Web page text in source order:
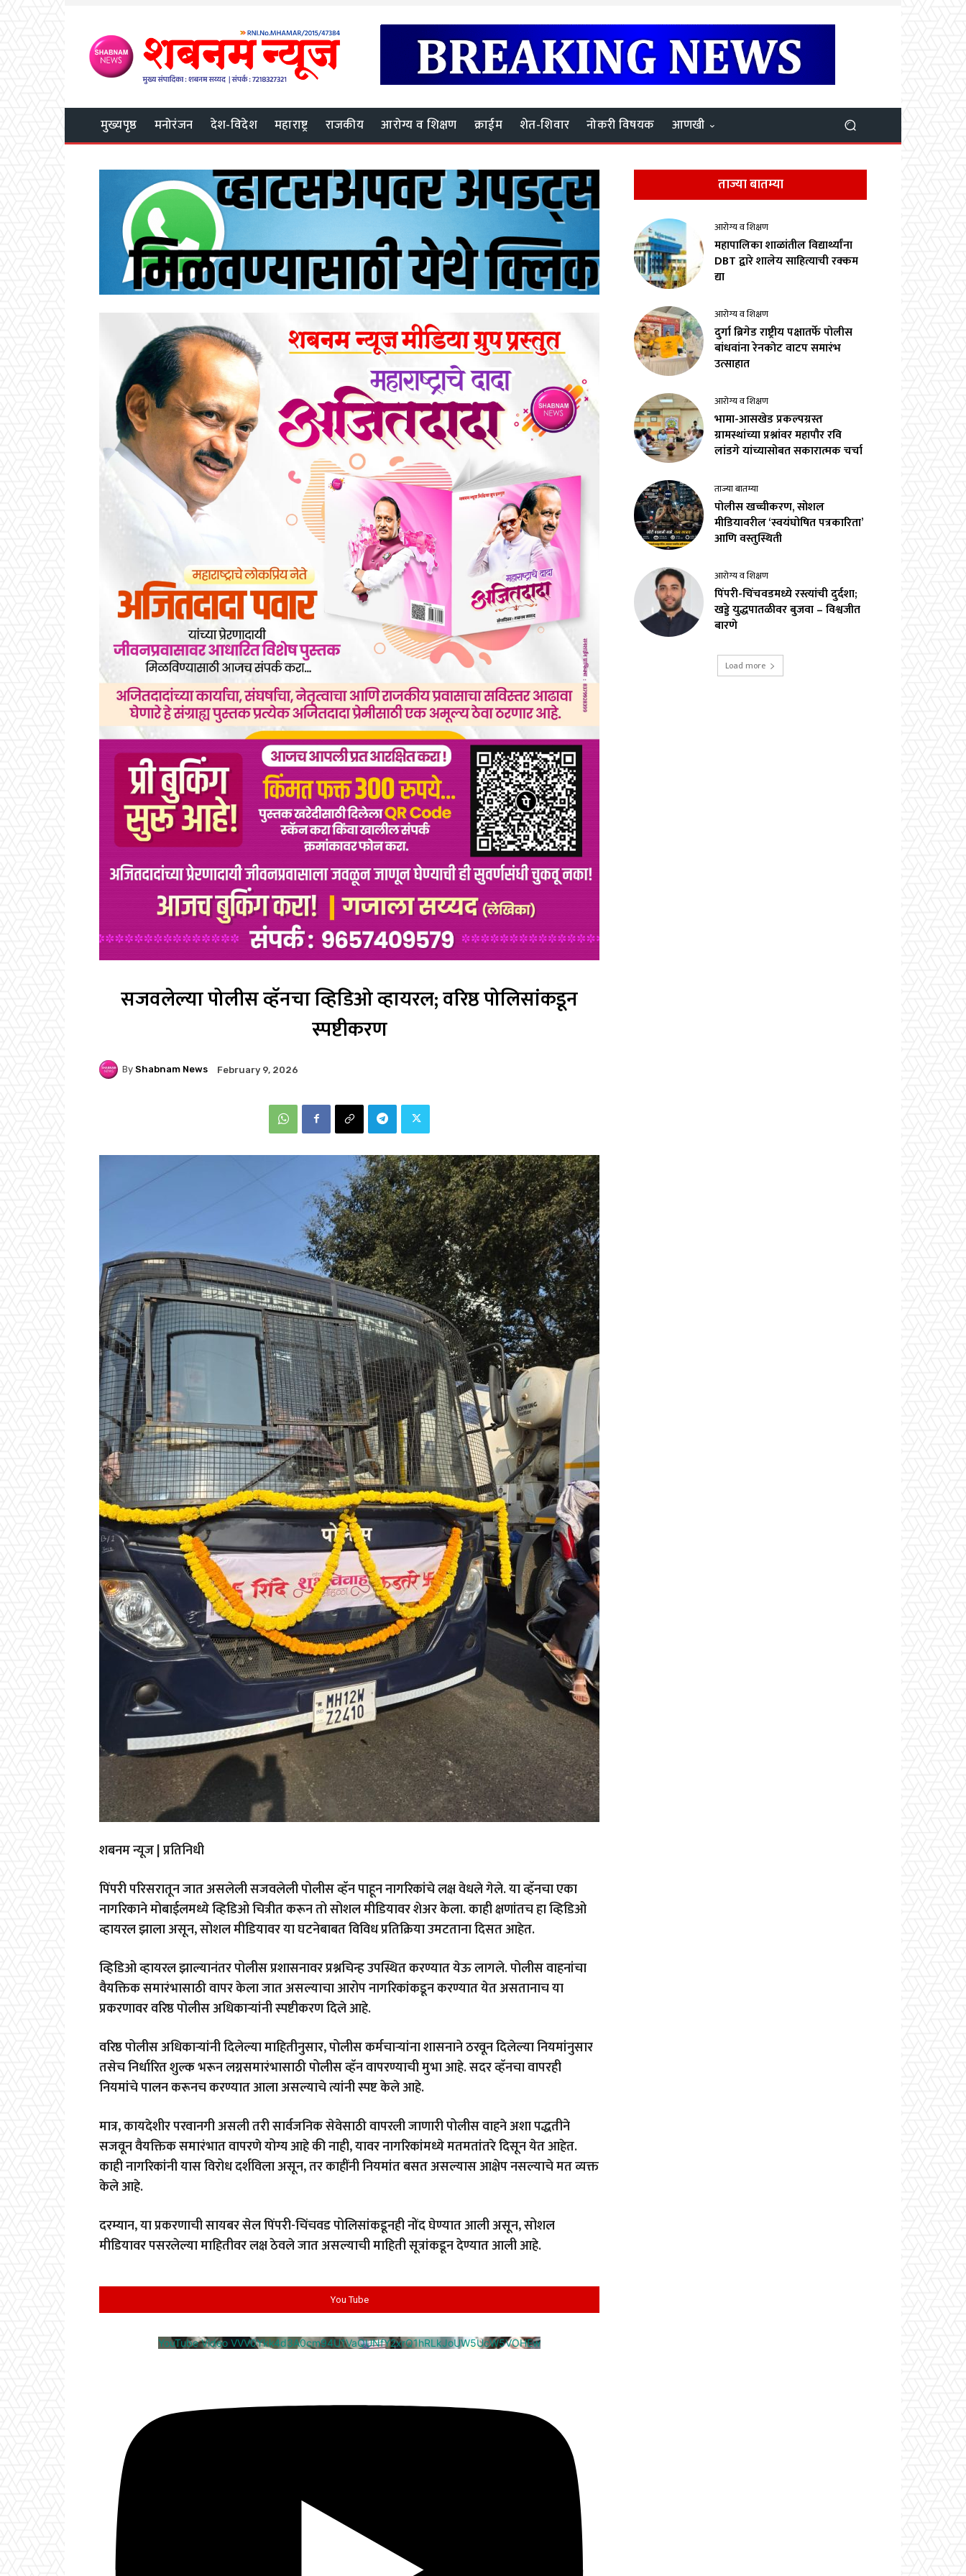
मुख्यपृष्ठ मनोरंजन देश-विदेश महाराष्ट्र राजकीय आरोग्य व शिक्षण क्राईम शेत-शिवार नोकरी विषयक आणखी
सजवलेल्या पोलीस व्हॅनचा व्हिडिओ व्हायरल; वरिष्ठ पोलिसांकडून
स्पष्टीकरण
By Shabnam News February 9, 2026
शबनम न्यूज | प्रतिनिधी
पिंपरी परिसरातून जात असलेली सजवलेली पोलीस व्हॅन पाहून नागरिकांचे लक्ष वेधले गेले. या व्हॅनचा एका
नागरिकाने मोबाईलमध्ये व्हिडिओ चित्रीत करून तो सोशल मीडियावर शेअर केला. काही क्षणांतच हा व्हिडिओ
व्हायरल झाला असून, सोशल मीडियावर या घटनेबाबत विविध प्रतिक्रिया उमटताना दिसत आहेत.
व्हिडिओ व्हायरल झाल्यानंतर पोलीस प्रशासनावर प्रश्नचिन्ह उपस्थित करण्यात येऊ लागले. पोलीस वाहनांचा
वैयक्तिक समारंभासाठी वापर केला जात असल्याचा आरोप नागरिकांकडून करण्यात येत असतानाच या
प्रकरणावर वरिष्ठ पोलीस अधिकाऱ्यांनी स्पष्टीकरण दिले आहे.
वरिष्ठ पोलीस अधिकाऱ्यांनी दिलेल्या माहितीनुसार, पोलीस कर्मचाऱ्यांना शासनाने ठरवून दिलेल्या नियमांनुसार
तसेच निर्धारित शुल्क भरून लग्नसमारंभासाठी पोलीस व्हॅन वापरण्याची मुभा आहे. सदर व्हॅनचा वापरही
नियमांचे पालन करूनच करण्यात आला असल्याचे त्यांनी स्पष्ट केले आहे.
मात्र, कायदेशीर परवानगी असली तरी सार्वजनिक सेवेसाठी वापरली जाणारी पोलीस वाहने अशा पद्धतीने
सजवून वैयक्तिक समारंभात वापरणे योग्य आहे की नाही, यावर नागरिकांमध्ये मतमतांतरे दिसून येत आहेत.
काही नागरिकांनी यास विरोध दर्शविला असून, तर काहींनी नियमांत बसत असल्यास आक्षेप नसल्याचे मत व्यक्त
केले आहे.
दरम्यान, या प्रकरणाची सायबर सेल पिंपरी-चिंचवड पोलिसांकडूनही नोंद घेण्यात आली असून, सोशल
मीडियावर पसरलेल्या माहितीवर लक्ष ठेवले जात असल्याची माहिती सूत्रांकडून देण्यात आली आहे.
You Tube
YouTube Video VVV0Ykk4d3A0cm94U1VaQUNfY2xrQ1hRLkJoUW5UcW5VOHEw
ताज्या बातम्या
आरोग्य व शिक्षण
महापालिका शाळांतील विद्यार्थ्यांना
DBT द्वारे शालेय साहित्याची रक्कम
द्या
आरोग्य व शिक्षण
दुर्गा ब्रिगेड राष्ट्रीय पक्षातर्फे पोलीस
बांधवांना रेनकोट वाटप समारंभ
उत्साहात
आरोग्य व शिक्षण
भामा-आसखेड प्रकल्पग्रस्त
ग्रामस्थांच्या प्रश्नांवर महापौर रवि
लांडगे यांच्यासोबत सकारात्मक चर्चा
ताज्या बातम्या
पोलीस खच्चीकरण, सोशल
मीडियावरील ‘स्वयंघोषित पत्रकारिता’
आणि वस्तुस्थिती
आरोग्य व शिक्षण
पिंपरी-चिंचवडमध्ये रस्त्यांची दुर्दशा;
खड्डे युद्धपातळीवर बुजवा – विश्वजीत
बारणे
Load more